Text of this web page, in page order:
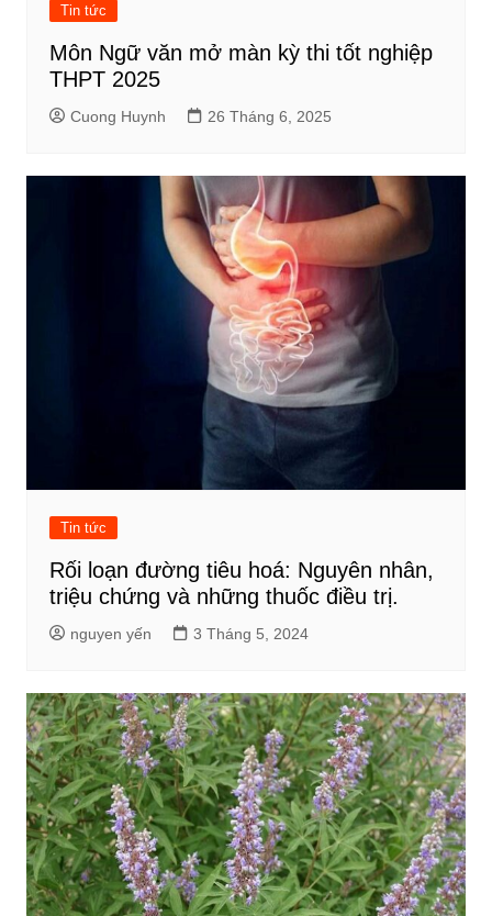
Tin tức
Môn Ngữ văn mở màn kỳ thi tốt nghiệp
THPT 2025
Cuong Huynh 26 Tháng 6, 2025
Tin tức
Rối loạn đường tiêu hoá: Nguyên nhân,
triệu chứng và những thuốc điều trị.
nguyen yến 3 Tháng 5, 2024